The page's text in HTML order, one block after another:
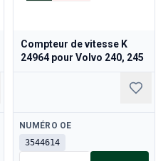
Compteur de vitesse K
24964 pour Volvo 240, 245
Disponible
NUMÉRO OE
3544614